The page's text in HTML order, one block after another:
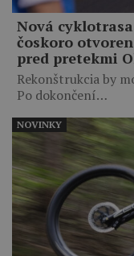
Nová
čoskoro
pred pretekmi
Rekonštrukcia by
Po dokončení…
NOVINKY